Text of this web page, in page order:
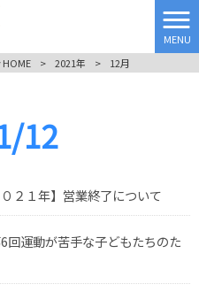
MENU
> 2021年 > 12月
12
０２１年】営業終了について
6回運動が苦手な子どもたちのた